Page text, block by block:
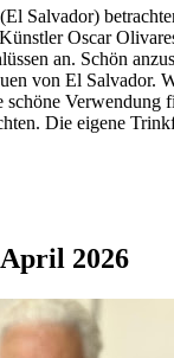
Salvador)
Oscar
an. Schön
von El Salvador.
schöne Verwendung
Die eigene
April 2026